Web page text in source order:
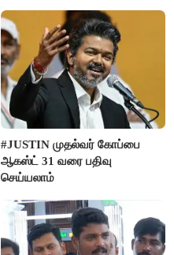
#JUSTIN முதல்வர் கோப்பை
ஆகஸ்ட் 31 வரை பதிவு
செய்யலாம்